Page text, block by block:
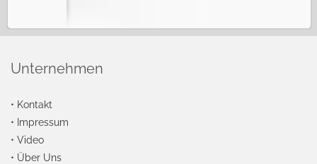
Unternehmen
• Kontakt
• Impressum
• Video
• Über Uns